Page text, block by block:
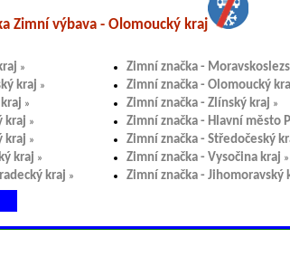
Zimní výbava - Olomoucký kraj
»
kraj »
»
kraj »
kraj »
kraj »
kraj »
Zimní značka -
Zimní značka - Olomoucký
Zimní značka - Zlínský kraj »
Zimní značka - Hlavní město
Zimní značka - Středočeský
Zimní značka - Vysočina kraj »
Zimní značka - Jihomoravský